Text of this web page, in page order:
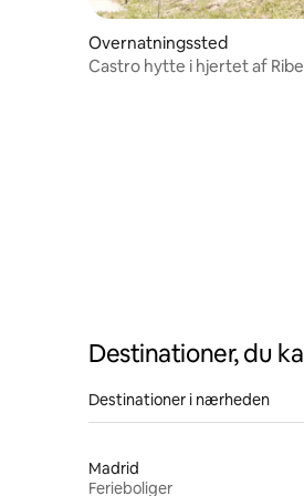
Overnatningssted
Castro hytte i hjertet af
Destinationer, du
Destinationer i nærheden
Madrid
Ferieboliger